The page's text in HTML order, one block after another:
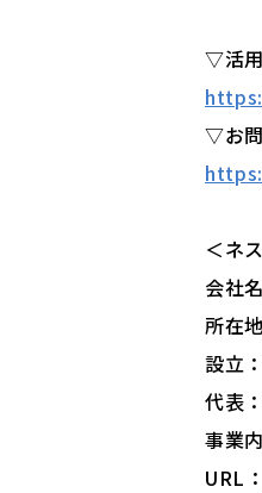
▽活用
▽お
＜ネ
会社
所在
設立
代表
事業
URL：